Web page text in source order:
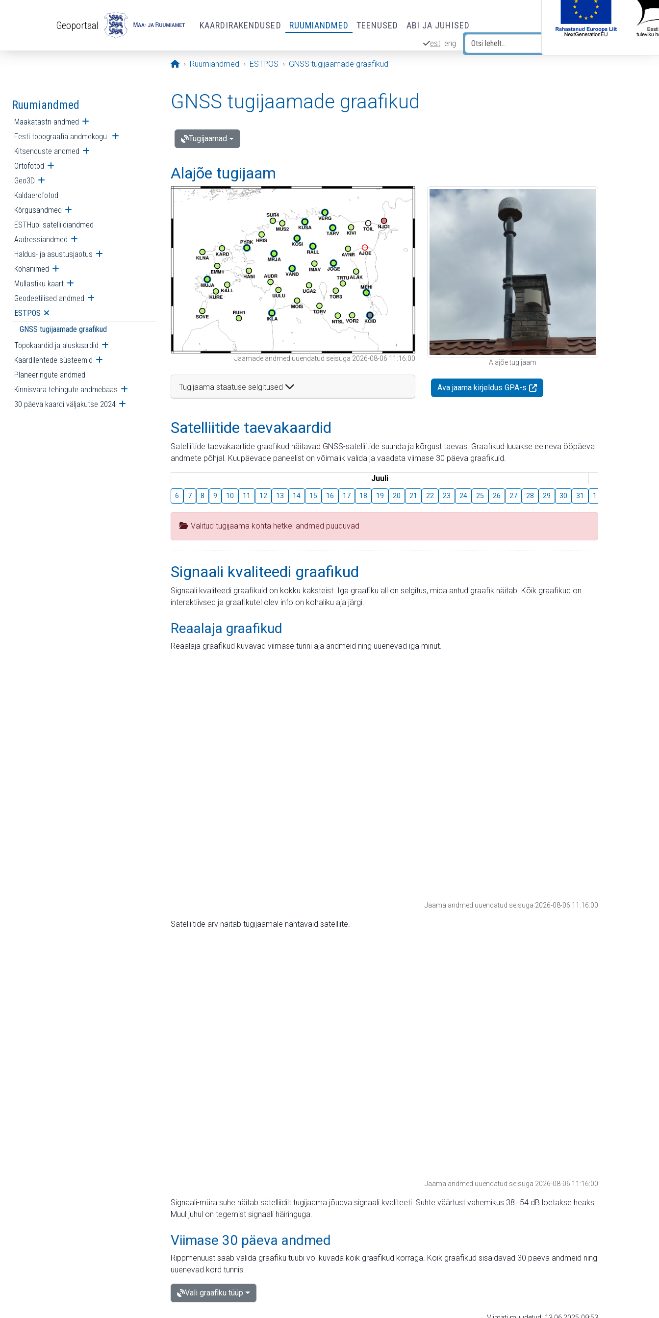
Geoportaal KAARDIRAKENDUSED RUUMIANDMED TEENUSED ABI JA JUHISED
est eng
Avaleht
Ruumiandmed ESTPOS GNSS tugijaamade graafikud
Ruumiandmed
Maakatastri andmed Ava alammenüü
Eesti topograafia andmekogu Ava alammenüü
Kitsenduste andmed Ava alammenüü
Ortofotod Ava alammenüü
Geo3D Ava alammenüü
Kaldaerofotod
Kõrgusandmed Ava alammenüü
ESTHubi satelliidiandmed
Aadressiandmed Ava alammenüü
Haldus- ja asustusjaotus Ava alammenüü
Kohanimed Ava alammenüü
Mullastiku kaart Ava alammenüü
Geodeetilised andmed Ava alammenüü
ESTPOS Ava alammenüü
GNSS tugijaamade graafikud
Topokaardid ja aluskaardid Ava alammenüü
Kaardilehtede süsteemid Ava alammenüü
Planeeringute andmed
Kinnisvara tehingute andmebaas Ava alammenüü
30 päeva kaardi väljakutse 2024 Ava alammenüü
GNSS tugijaamade graafikud
Tugijaamad
Alajõe tugijaam
Jaamade andmed uuendatud seisuga 2026-08-06 11:16:00
Tugijaama staatuse selgitused
Alajõe tugijaam
Ava jaama kirjeldus GPA-s
Satelliitide taevakaardid
Satelliitide taevakaartide graafikud näitavad GNSS-satelliitide suunda ja kõrgust taevas. Graafikud luuakse eelneva ööpäeva
andmete põhjal. Kuupäevade paneelist on võimalik valida ja vaadata viimase 30 päeva graafikuid.
Juuli
6 7 8 9 10 11 12 13 14 15 16 17 18 19 20 21 22 23 24 25 26 27 28 29 30 31 1
Valitud tugijaama kohta hetkel andmed puuduvad
Signaali kvaliteedi graafikud
Signaali kvaliteedi graafikuid on kokku kaksteist. Iga graafiku all on selgitus, mida antud graafik näitab. Kõik graafikud on
interaktiivsed ja graafikutel olev info on kohaliku aja järgi.
Reaalaja graafikud
Reaalaja graafikud kuvavad viimase tunni aja andmeid ning uuenevad iga minut.
Jaama andmed uuendatud seisuga 2026-08-06 11:16:00
Satelliitide arv näitab tugijaamale nähtavaid satelliite.
Jaama andmed uuendatud seisuga 2026-08-06 11:16:00
Signaali-müra suhe näitab satelliidilt tugijaama jõudva signaali kvaliteeti. Suhte väärtust vahemikus 38–54 dB loetakse heaks.
Muul juhul on tegemist signaali häiringuga.
Viimase 30 päeva andmed
Rippmenüüst saab valida graafiku tüübi või kuvada kõik graafikud korraga. Kõik graafikud sisaldavad 30 päeva andmeid ning
uuenevad kord tunnis.
Vali graafiku tüüp